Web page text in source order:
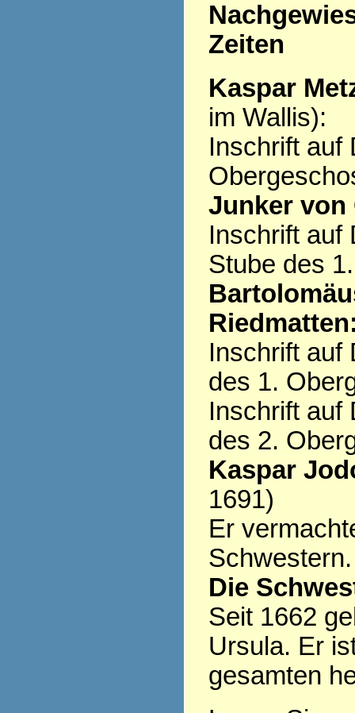
Zeiten
Kaspar
im Wallis):
Inschrift auf
Junker von
Inschrift auf
Stube des
Inschrift auf
des 1.
Inschrift auf
des 2.
Kaspar
1691)
Er
Schwestern.
Die
Seit 1662
Ursula. Er
gesamten